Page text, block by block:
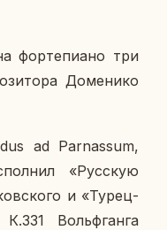
фор­те­пи­а­но три
До­ме­ни­ко
ad Parnassum,
«Рус­скую
и «Ту­рец­
Вольф­ган­га